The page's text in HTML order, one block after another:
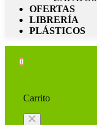
OFERTAS
LIBRERÍA
PLÁSTICOS
0
Carrito